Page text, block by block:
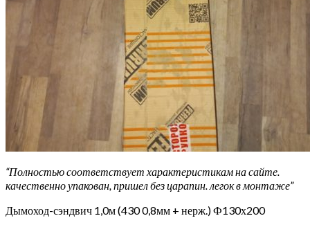
“Полностью соответствует характеристикам на сайте.
качественно упакован, пришел без царапин. легок в монтаже”
Дымоход-сэндвич 1,0м (430 0,8мм + нерж.) Ф130х200